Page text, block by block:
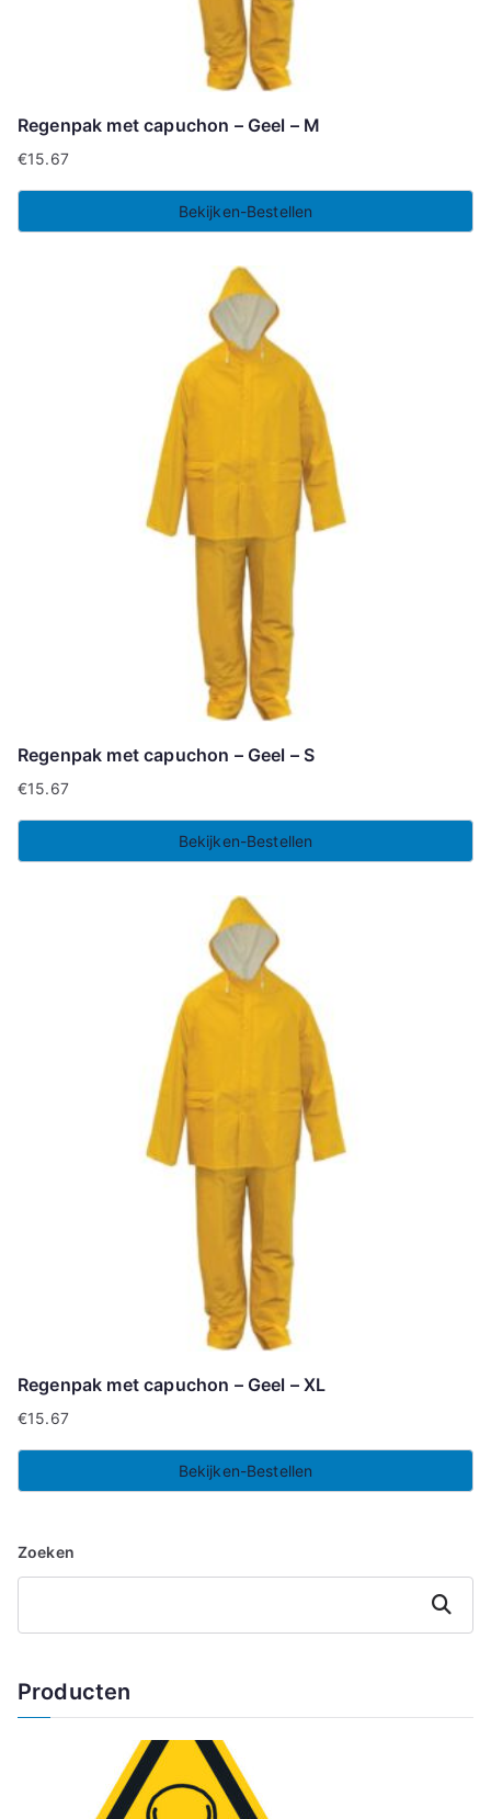
Regenpak met capuchon – Geel – M
€15.67
Bekijken-Bestellen
Regenpak met capuchon – Geel – S
€15.67
Bekijken-Bestellen
Regenpak met capuchon – Geel – XL
€15.67
Bekijken-Bestellen
Zoeken
Zoeken
Producten